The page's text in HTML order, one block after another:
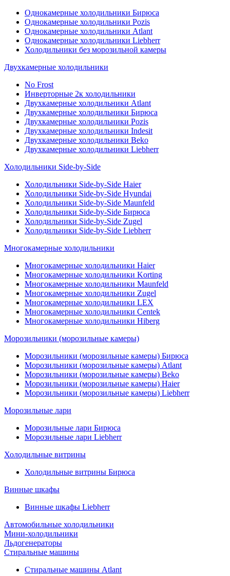
Однокамерные холодильники Бирюса
Однокамерные холодильники Pozis
Однокамерные холодильники Atlant
Однокамерные холодильники Liebherr
Холодильники без морозильной камеры
Двухкамерные холодильники
No Frost
Инверторные 2к холодильники
Двухкамерные холодильники Atlant
Двухкамерные холодильники Бирюса
Двухкамерные холодильники Pozis
Двухкамерные холодильники Indesit
Двухкамерные холодильники Beko
Двухкамерные холодильники Liebherr
Холодильники Side-by-Side
Холодильники Side-by-Side Haier
Холодильники Side-by-Side Hyundai
Холодильники Side-by-Side Maunfeld
Холодильники Side-by-Side Бирюса
Холодильники Side-by-Side Zugel
Холодильники Side-by-Side Liebherr
Многокамерные холодильники
Многокамерные холодильники Haier
Многокамерные холодильники Korting
Многокамерные холодильники Maunfeld
Многокамерные холодильники Zugel
Многокамерные холодильники LEX
Многокамерные холодильники Centek
Многокамерные холодильники Hiberg
Морозильники (морозильные камеры)
Морозильники (морозильные камеры) Бирюса
Морозильники (морозильные камеры) Atlant
Морозильники (морозильные камеры) Beko
Морозильники (морозильные камеры) Haier
Морозильники (морозильные камеры) Liebherr
Морозильные лари
Морозильные лари Бирюса
Морозильные лари Liebherr
Холодильные витрины
Холодильные витрины Бирюса
Винные шкафы
Винные шкафы Liebherr
Автомобильные холодильники
Мини-холодильники
Льдогенераторы
Стиральные машины
Стиральные машины Atlant